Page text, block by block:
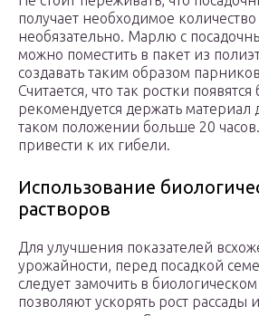
получает необходимое
необязательно. Марлю с
можно поместить в пакет из
создавать таким образом
Считается, что так ростки
рекомендуется держать материал
таком положении больше 20
привести к их гибели.
Использование
растворов
Для улучшения показателей
урожайности, перед посадкой
следует замочить в
позволяют ускорять рост рассады